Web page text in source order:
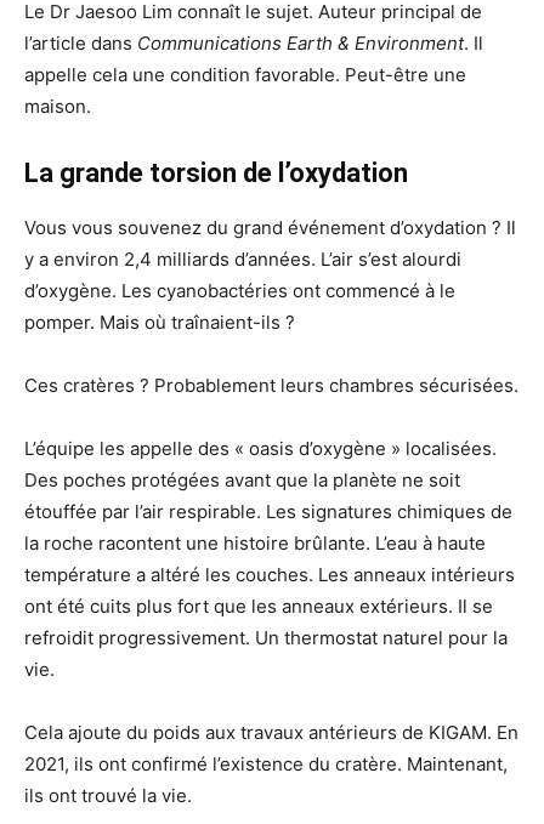
Le Dr Jaesoo Lim connaît le sujet. Auteur principal de
l’article dans Communications Earth & Environment. Il
appelle cela une condition favorable. Peut-être une
maison.
La grande torsion de l’oxydation
Vous vous souvenez du grand événement d’oxydation ? Il
y a environ 2,4 milliards d’années. L’air s’est alourdi
d’oxygène. Les cyanobactéries ont commencé à le
pomper. Mais où traînaient-ils ?
Ces cratères ? Probablement leurs chambres sécurisées.
L’équipe les appelle des « oasis d’oxygène » localisées.
Des poches protégées avant que la planète ne soit
étouffée par l’air respirable. Les signatures chimiques de
la roche racontent une histoire brûlante. L’eau à haute
température a altéré les couches. Les anneaux intérieurs
ont été cuits plus fort que les anneaux extérieurs. Il se
refroidit progressivement. Un thermostat naturel pour la
vie.
Cela ajoute du poids aux travaux antérieurs de KIGAM. En
2021, ils ont confirmé l’existence du cratère. Maintenant,
ils ont trouvé la vie.